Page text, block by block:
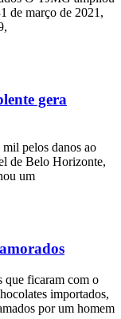
de março de 2021,
gera
pelos danos ao
de Belo Horizonte,
um
que ficaram com o
importados,
por um homem